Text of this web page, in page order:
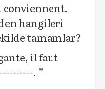
conviennent.
hangileri
tamamlar?
il faut
. ”